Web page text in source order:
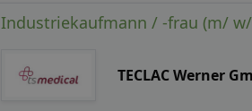
Industriekaufmann / -frau (m/
TECLAC Werner